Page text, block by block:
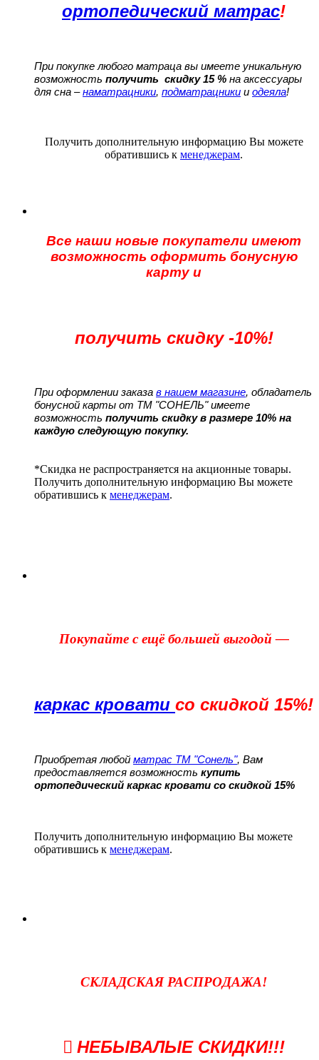
ортопедический матрас!
При покупке любого матраца вы имеете уникальную
возможность получить скидку 15 % на аксессуары
для сна –наматрацники, подматрацники и одеяла!
Получить дополнительную информацию Вы можете
обратившись к менеджерам.
Все наши новые покупатели имеют
возможность оформить бонусную
карту и
получить скидку -10%!
При оформлении заказа в нашем магазине, обладатель
бонусной карты от ТМ "СОНЕЛЬ" имеете
возможность получить скидку в размере 10% на
каждую следующую покупку.
*Скидка не распространяется на акционные товары.
Получить дополнительную информацию Вы можете
обратившись к менеджерам.
Покупайте с ещё большей выгодой —
каркас кровати со скидкой 15%!
Приобретая любой матрас ТМ "Сонель", Вам
предоставляется возможность купить
ортопедический каркас кровати со скидкой 15%
Получить дополнительную информацию Вы можете
обратившись к менеджерам.
СКЛАДСКАЯ РАСПРОДАЖА!
НЕБЫВАЛЫЕ СКИДКИ!!!